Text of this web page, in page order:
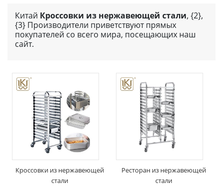
Китай Кроссовки из нержавеющей стали, {2},
{3} Производители приветствуют прямых
покупателей со всего мира, посещающих наш
сайт.
Кроссовки из нержавеющей
стали
Ресторан из нержавеющей
стали